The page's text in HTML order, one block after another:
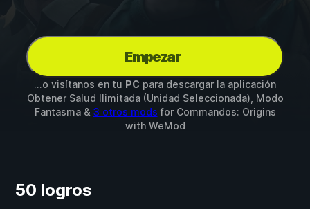
Empezar
...o visítanos en tu PC para descargar la aplicación
Obtener Salud Ilimitada (Unidad Seleccionada), Modo
Fantasma & 3 otros mods for Commandos: Origins
with WeMod
50 logros